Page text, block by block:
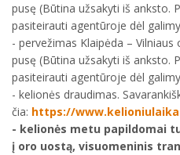
pusę (Būtina užsakyti iš anksto.
pasiteirauti agentūroje dėl
- pervežimas Klaipėda –
pusę (Būtina užsakyti iš anksto.
pasiteirauti agentūroje dėl
- kelionės draudimas.
čia: https://
- kelionės metu papildomai
į oro uostą, visuomeninis